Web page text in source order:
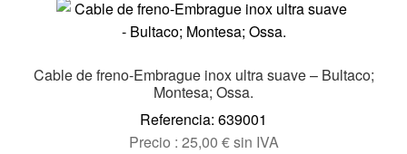
Noticias
Cable de freno-Embrague inox ultra suave – Bultaco;
Montesa; Ossa.
Referencia: 639001
Precio : 25,00 €sin IVA